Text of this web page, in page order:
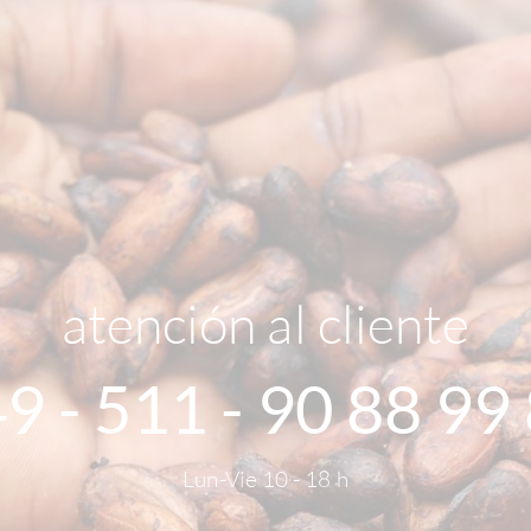
atención al cliente
- 511 - 90 88 99
Lun-Vie 10 - 18 h